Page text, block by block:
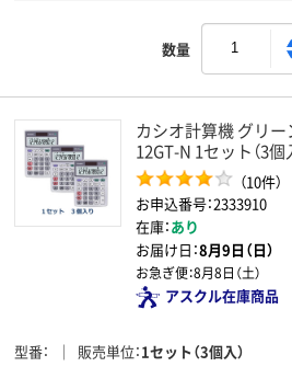
数量
カシオ計算機 グリ
12GT-N 1セット（3個
（10件）
お申込番号：2333910
在庫：あり
お届け日：8月9日（日）
お急ぎ便：8月8日（土）
アスクル在庫商品
型番 販売単位 1セット（3個入）